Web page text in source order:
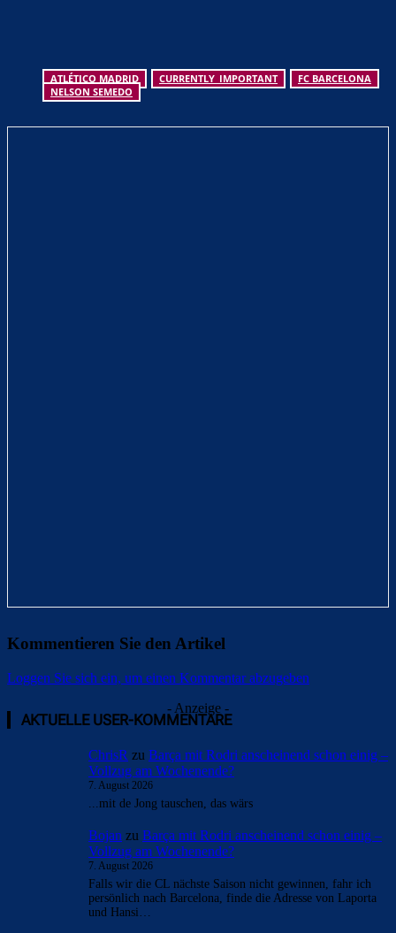
ATLÉTICO MADRID CURRENTLY_IMPORTANT
FC BARCELONA
NELSON SEMEDO
Kommentieren Sie den Artikel
Loggen Sie sich ein, um einen Kommentar abzugeben